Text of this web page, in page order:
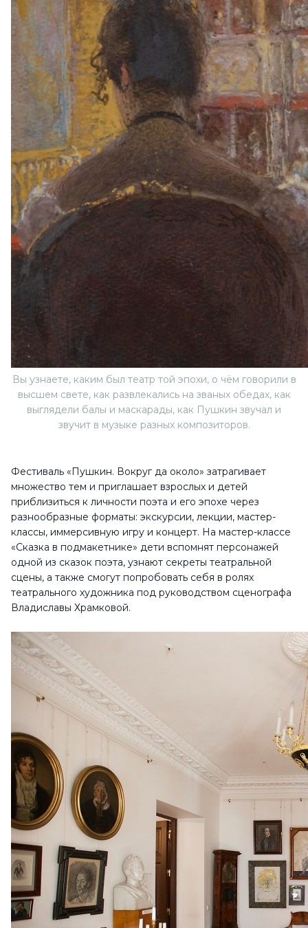
Вы узнаете, каким был театр той эпохи, о чём говорили в
высшем свете, как развлекались на званых обедах, как
выглядели балы и маскарады, как Пушкин звучал и
звучит в музыке разных композиторов.
Фестиваль «Пушкин. Вокруг да около» затрагивает
множество тем и приглашает взрослых и детей
приблизиться к личности поэта и его эпохе через
разнообразные форматы: экскурсии, лекции, мастер-
классы, иммерсивную игру и концерт. На мастер-классе
«Сказка в подмакетнике» дети вспомнят персонажей
одной из сказок поэта, узнают секреты театральной
сцены, а также смогут попробовать себя в ролях
театрального художника под руководством сценографа
Владиславы Храмковой.